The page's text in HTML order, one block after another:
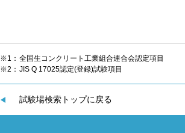
※1： 全国生コンクリート工業組合連合会認定項目
※2： JIS Q 17025認定(登録)試験項目
試験場検索トップに戻る